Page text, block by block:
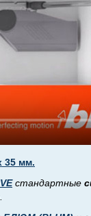
35 мм.
стандартные